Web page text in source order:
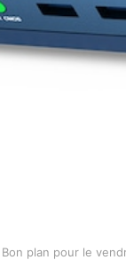
Bon plan pour le